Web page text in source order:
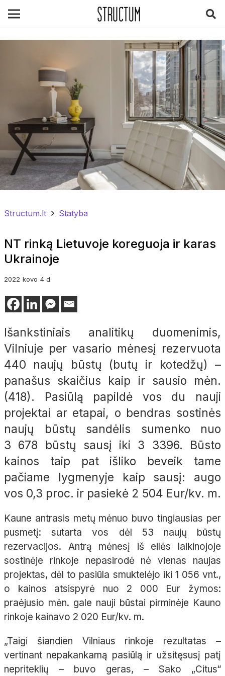
Structum.lt Statyba
NT rinką Lietuvoje koreguoja ir karas
Ukrainoje
2022 kovo 4 d.
Išankstiniais analitikų duomenimis,
Vilniuje per vasario mėnesį rezervuota
440 naujų būstų (butų ir kotedžų) –
panašus skaičius kaip ir sausio mėn.
(418). Pasiūlą papildė vos du nauji
projektai ar etapai, o bendras sostinės
naujų būstų sandėlis sumenko nuo
3 678 būstų sausį iki 3 3396. Būsto
kainos taip pat išliko beveik tame
pačiame lygmenyje kaip sausį: augo
vos 0,3 proc. ir pasiekė 2 504 Eur/kv. m.
Kaune antrasis metų mėnuo buvo tingiausias per
pusmetį: sutarta vos dėl 53 naujų būstų
rezervacijos. Antrą mėnesį iš eilės laikinojoje
sostinėje rinkoje nepasirodė nė vienas naujas
projektas, dėl to pasiūla smuktelėjo iki 1 056 vnt.,
o kainos atsispyrė nuo 2 000 Eur žymos:
praėjusio mėn. gale nauji būstai pirminėje Kauno
rinkoje kainavo 2 020 Eur/kv. m.
„Taigi šiandien Vilniaus rinkoje rezultatas –
vertinant nepakankamą pasiūlą ir užsitęsusį patį
nepriteklių – buvo geras, – Sako „Citus“